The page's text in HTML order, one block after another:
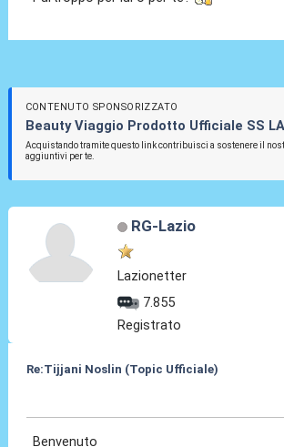
CONTENUTO SPONSORIZZATO
Beauty Viaggio Prodotto Ufficiale SS
Acquistando tramite questo link contribuisci a sostenere il
aggiuntivi per te.
RG-Lazio
Lazionetter
7.855
Registrato
Re:Tijjani Noslin (Topic Ufficiale)
Benvenuto